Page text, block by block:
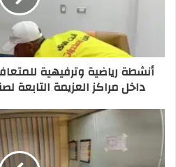
أنشطة رياضية وترفيهية
داخل مراكز العزيمة التابعة